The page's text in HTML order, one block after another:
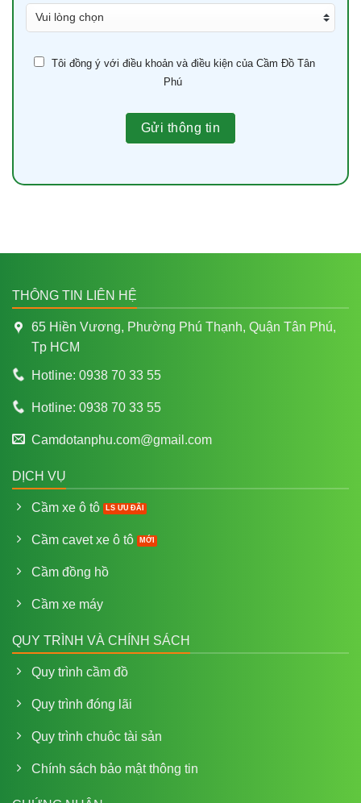
Tôi đồng ý với điều khoản và điều kiện của Cầm Đồ Tân
Phú
THÔNG TIN LIÊN HỆ
65 Hiền Vương, Phường Phú Thạnh, Quận Tân Phú,
Tp HCM
Hotline: 0938 70 33 55
Hotline: 0938 70 33 55
Camdotanphu.com@gmail.com
DỊCH VỤ
Cầm xe ô tô
Cầm cavet xe ô tô
Cầm đồng hồ
Cầm xe máy
QUY TRÌNH VÀ CHÍNH SÁCH
Quy trình cầm đồ
Quy trình đóng lãi
Quy trình chuôc tài sản
Chính sách bảo mật thông tin